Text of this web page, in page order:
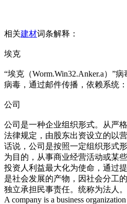
相关建材词条解释：
埃克
“埃克（Worm.Win32.Anker.a）
病毒，通过邮件传播，依赖系统
公司
公司是一种企业组织形式。从严
法律规定，由股东出资设立的以
话说，公司是按照一定组织形式
为目的，从事商业经营活动或某
投资人利益最大化为使命，通过
是社会发展的产物，因社会分工
独立承担民事责任。统称为法人
A company is a business